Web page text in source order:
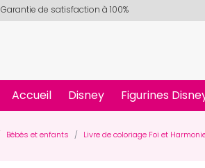
Garantie de satisfaction à 100%
Accueil Disney Figurines
Bébés et enfants Livre de coloriage Foi et